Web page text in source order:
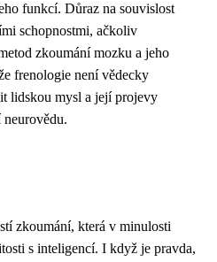
funkcí. Důraz na souvislost
schopnostmi, ačkoliv
zkoumání mozku a jeho
frenologie není vědecky
lidskou mysl a její projevy
zkoumání, která v minulosti
s inteligencí. I když je pravda,